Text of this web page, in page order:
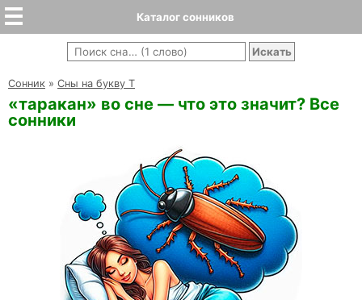
Каталог сонников
Cонник » Сны на букву Т
«таракан» во сне — что это значит? Все
сонники